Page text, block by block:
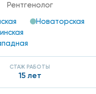
анализы, в
любым удобным для
Рентгенолог
Новаторская
СТАЖ РАБОТЫ
15 лет